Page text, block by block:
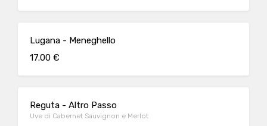
Lugana - Meneghello
17.00 €
Reguta - Altro Passo
Uve di Cabernet Sauvignon e Merlot